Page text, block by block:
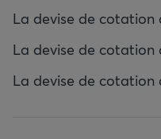
La devise de cotation
La devise de cotation
La devise de cotation